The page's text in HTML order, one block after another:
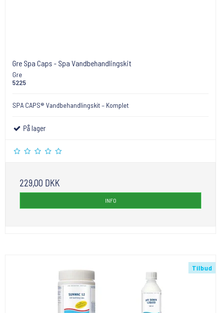
Gre Spa Caps - Spa Vandbehandlingskit
Gre
5225
SPA CAPS® Vandbehandlingskit – Komplet
På lager
229,00 DKK
INFO
Tilbud